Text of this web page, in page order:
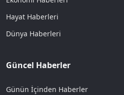
Hayat Haberleri
Dünya Haberleri
Güncel Haberler
Günün İçinden Haberler